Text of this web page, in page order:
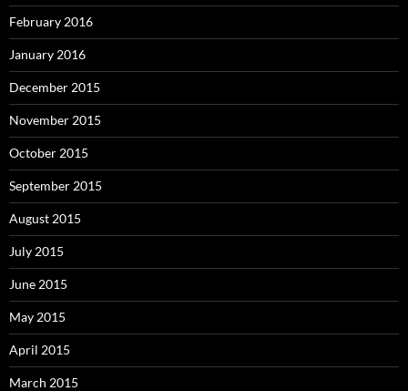
February 2016
January 2016
December 2015
November 2015
October 2015
September 2015
August 2015
July 2015
June 2015
May 2015
April 2015
March 2015